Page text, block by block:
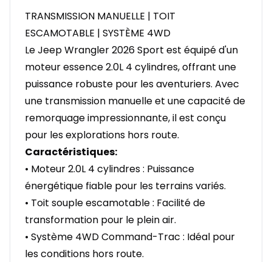
TRANSMISSION MANUELLE | TOIT
ESCAMOTABLE | SYSTÈME 4WD
Le Jeep Wrangler 2026 Sport est équipé d'un
moteur essence 2.0L 4 cylindres, offrant une
puissance robuste pour les aventuriers. Avec
une transmission manuelle et une capacité de
remorquage impressionnante, il est conçu
pour les explorations hors route.
Caractéristiques:
• Moteur 2.0L 4 cylindres : Puissance
énergétique fiable pour les terrains variés.
• Toit souple escamotable : Facilité de
transformation pour le plein air.
• Système 4WD Command-Trac : Idéal pour
les conditions hors route.